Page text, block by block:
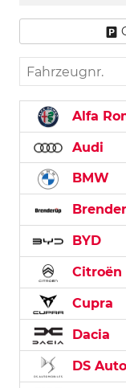
Fahrzeugnr.
Alfa
Audi
BMW
BYD
Citroën
Cupra
Dacia
DS